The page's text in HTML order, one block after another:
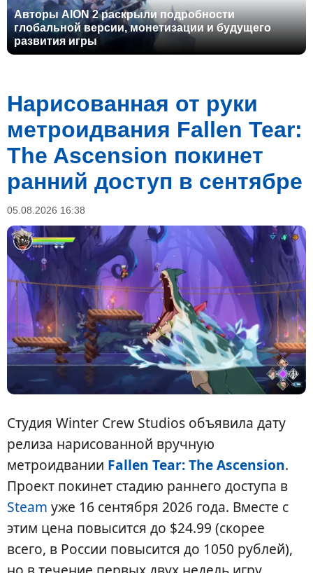
Авторы AION 2 раскрыли подробности
глобальной версии, монетизации и будущего
развития игры
Нарисованная от руки
метроидвания Fallen Tear:
The Ascension покинет
ранний доступ в сентябре
05.08.2026 16:38
Студия Winter Crew Studios объявила дату
релиза нарисованной вручную
метроидвании Fallen Tear: The Ascension.
Проект покинет стадию раннего доступа в
Steam уже 16 сентября 2026 года. Вместе с
этим цена повысится до $24.99 (скорее
всего, в России повысится до 1050 рублей),